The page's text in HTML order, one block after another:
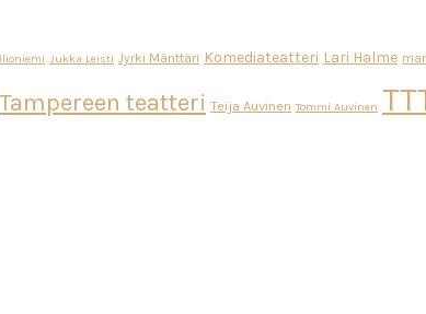
Jukka Leisti Jyrki Mänttäri Komediateatteri Lari Halme
Tampereen teatteri Teija Auvinen Tommi Auvinen